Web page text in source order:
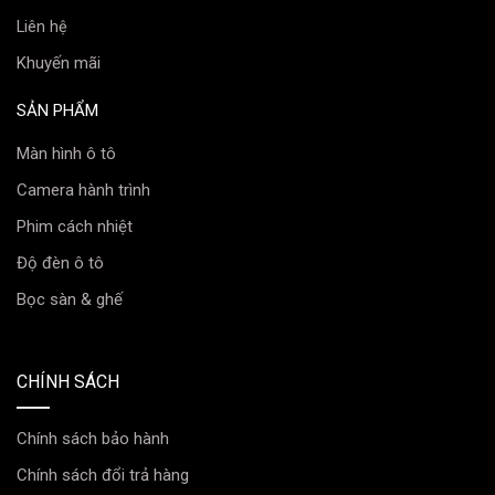
Cos), ánh sáng có độ bao quát rộng, nhờ sự hoạt động
Vùng ánh sáng với tập trung trải đều dưới mặt đường,
ly gần, dễ dàng nắm bắt tình hình và xử lý khi có bất kỳ
Liên hệ
Khuyến mãi
SẢN PHẨM
Màn hình ô tô
Camera hành trình
Phim cách nhiệt
Độ đèn ô tô
Bọc sàn & ghế
CHÍNH SÁCH
Chính sách bảo hành
Chính sách đổi trả hàng